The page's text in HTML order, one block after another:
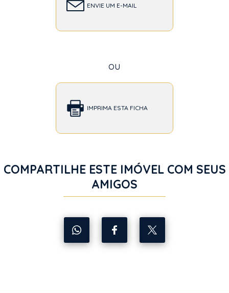
ENVIE UM E-MAIL
ou
IMPRIMA ESTA FICHA
COMPARTILHE ESTE IMÓVEL COM SEUS
AMIGOS